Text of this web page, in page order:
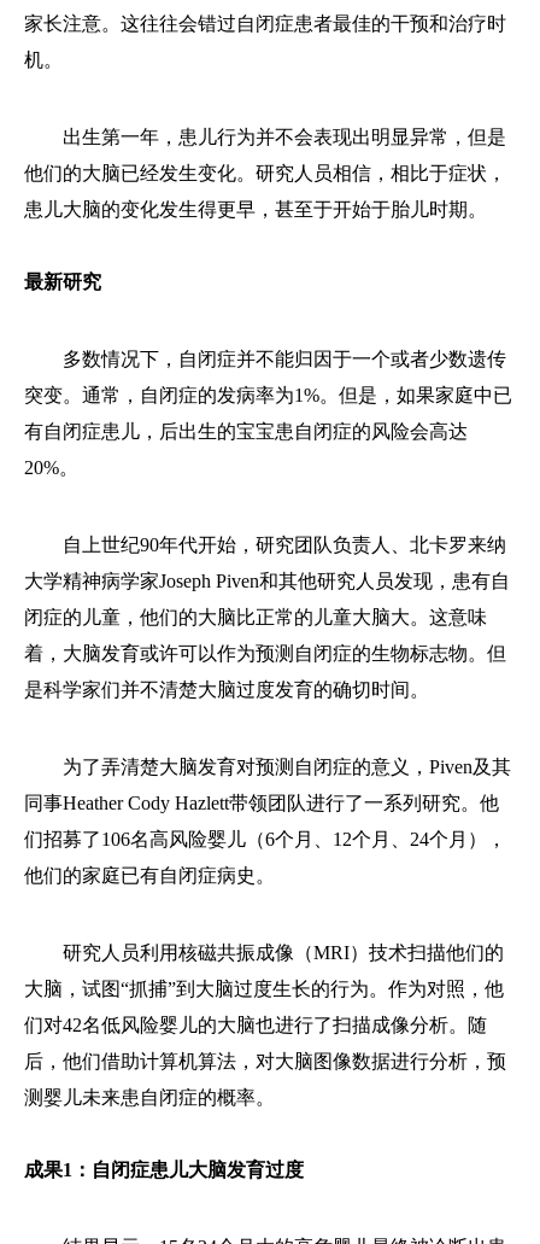
家长注意。这往往会错过自闭症患者最佳的干预和治疗时
机。
出生第一年，患儿行为并不会表现出明显异常，但是
他们的大脑已经发生变化。研究人员相信，相比于症状，
患儿大脑的变化发生得更早，甚至于开始于胎儿时期。
最新研究
多数情况下，自闭症并不能归因于一个或者少数遗传
突变。通常，自闭症的发病率为1%。但是，如果家庭中已
有自闭症患儿，后出生的宝宝患自闭症的风险会高达
20%。
自上世纪90年代开始，研究团队负责人、北卡罗来纳
大学精神病学家Joseph Piven和其他研究人员发现，患有自
闭症的儿童，他们的大脑比正常的儿童大脑大。这意味
着，大脑发育或许可以作为预测自闭症的生物标志物。但
是科学家们并不清楚大脑过度发育的确切时间。
为了弄清楚大脑发育对预测自闭症的意义，Piven及其
同事Heather Cody Hazlett带领团队进行了一系列研究。他
们招募了106名高风险婴儿（6个月、12个月、24个月），
他们的家庭已有自闭症病史。
研究人员利用核磁共振成像（MRI）技术扫描他们的
大脑，试图“抓捕”到大脑过度生长的行为。作为对照，他
们对42名低风险婴儿的大脑也进行了扫描成像分析。随
后，他们借助计算机算法，对大脑图像数据进行分析，预
测婴儿未来患自闭症的概率。
成果1：自闭症患儿大脑发育过度